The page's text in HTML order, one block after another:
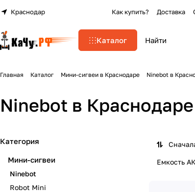
Краснодар Как купить? Доставка
Каталог
Главная Каталог Мини-сигвеи в Краснодаре Ninebot в
Ninebot в Краснодаре
Емкость
Категория
Мини-сигвеи
Ninebot
Robot Mini